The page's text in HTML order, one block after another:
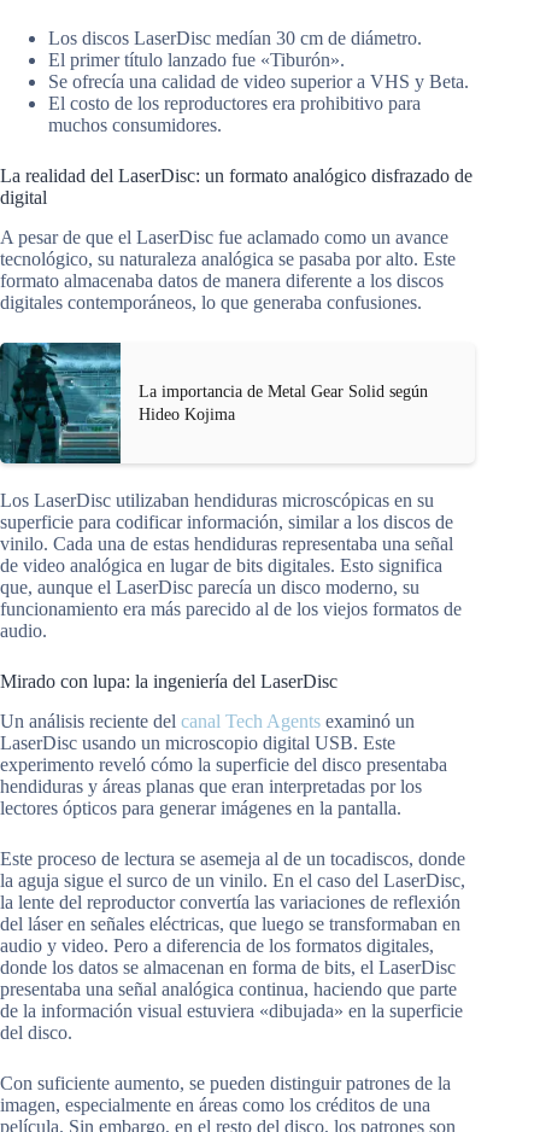
Los discos LaserDisc medían 30 cm de diámetro.
El primer título lanzado fue «Tiburón».
Se ofrecía una calidad de video superior a VHS y Beta.
El costo de los reproductores era prohibitivo para
muchos consumidores.
La realidad del LaserDisc: un formato analógico disfrazado de
digital
A pesar de que el LaserDisc fue aclamado como un avance
tecnológico, su naturaleza analógica se pasaba por alto. Este
formato almacenaba datos de manera diferente a los discos
digitales contemporáneos, lo que generaba confusiones.
La importancia de Metal Gear Solid según
Hideo Kojima
Los LaserDisc utilizaban hendiduras microscópicas en su
superficie para codificar información, similar a los discos de
vinilo. Cada una de estas hendiduras representaba una señal
de video analógica en lugar de bits digitales. Esto significa
que, aunque el LaserDisc parecía un disco moderno, su
funcionamiento era más parecido al de los viejos formatos de
audio.
Mirado con lupa: la ingeniería del LaserDisc
Un análisis reciente del canal Tech Agents examinó un
LaserDisc usando un microscopio digital USB. Este
experimento reveló cómo la superficie del disco presentaba
hendiduras y áreas planas que eran interpretadas por los
lectores ópticos para generar imágenes en la pantalla.
Este proceso de lectura se asemeja al de un tocadiscos, donde
la aguja sigue el surco de un vinilo. En el caso del LaserDisc,
la lente del reproductor convertía las variaciones de reflexión
del láser en señales eléctricas, que luego se transformaban en
audio y video. Pero a diferencia de los formatos digitales,
donde los datos se almacenan en forma de bits, el LaserDisc
presentaba una señal analógica continua, haciendo que parte
de la información visual estuviera «dibujada» en la superficie
del disco.
Con suficiente aumento, se pueden distinguir patrones de la
imagen, especialmente en áreas como los créditos de una
película. Sin embargo, en el resto del disco, los patrones son